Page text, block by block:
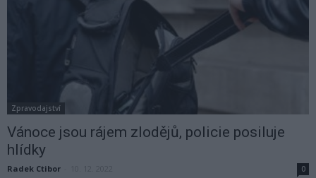
Zpravodajství
Vánoce jsou rájem zlodějů, policie posiluje
hlídky
Radek Ctibor 0